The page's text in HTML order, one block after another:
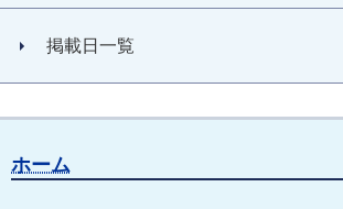
掲載日一覧
ホーム